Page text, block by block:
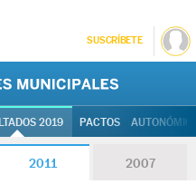
SUSCRÍBETE
2019 PACTOS
2011 2007